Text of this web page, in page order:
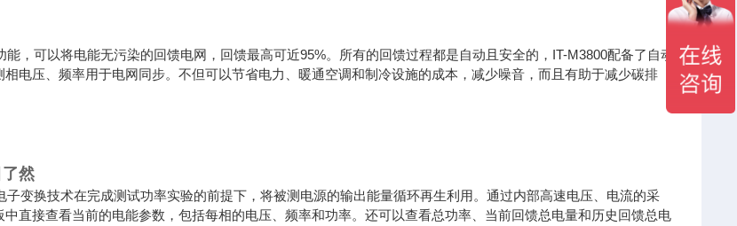
能，可以将电能无污染的回馈电网，回馈最高可近95%。所有的回馈过程都是自动且安全的，IT-M3800配备了自动
相电压、频率用于电网同步。不但可以节省电力、暖通空调和制冷设施的成本，减少噪音，而且有助于减少碳排
然
子变换技术在完成测试功率实验的前提下，将被测电源的输出能量循环再生利用。通过内部高速电压、电流的采
直接查看当前的电能参数，包括每相的电压、频率和功率。还可以查看总功率、当前回馈总电量和历史回馈总电